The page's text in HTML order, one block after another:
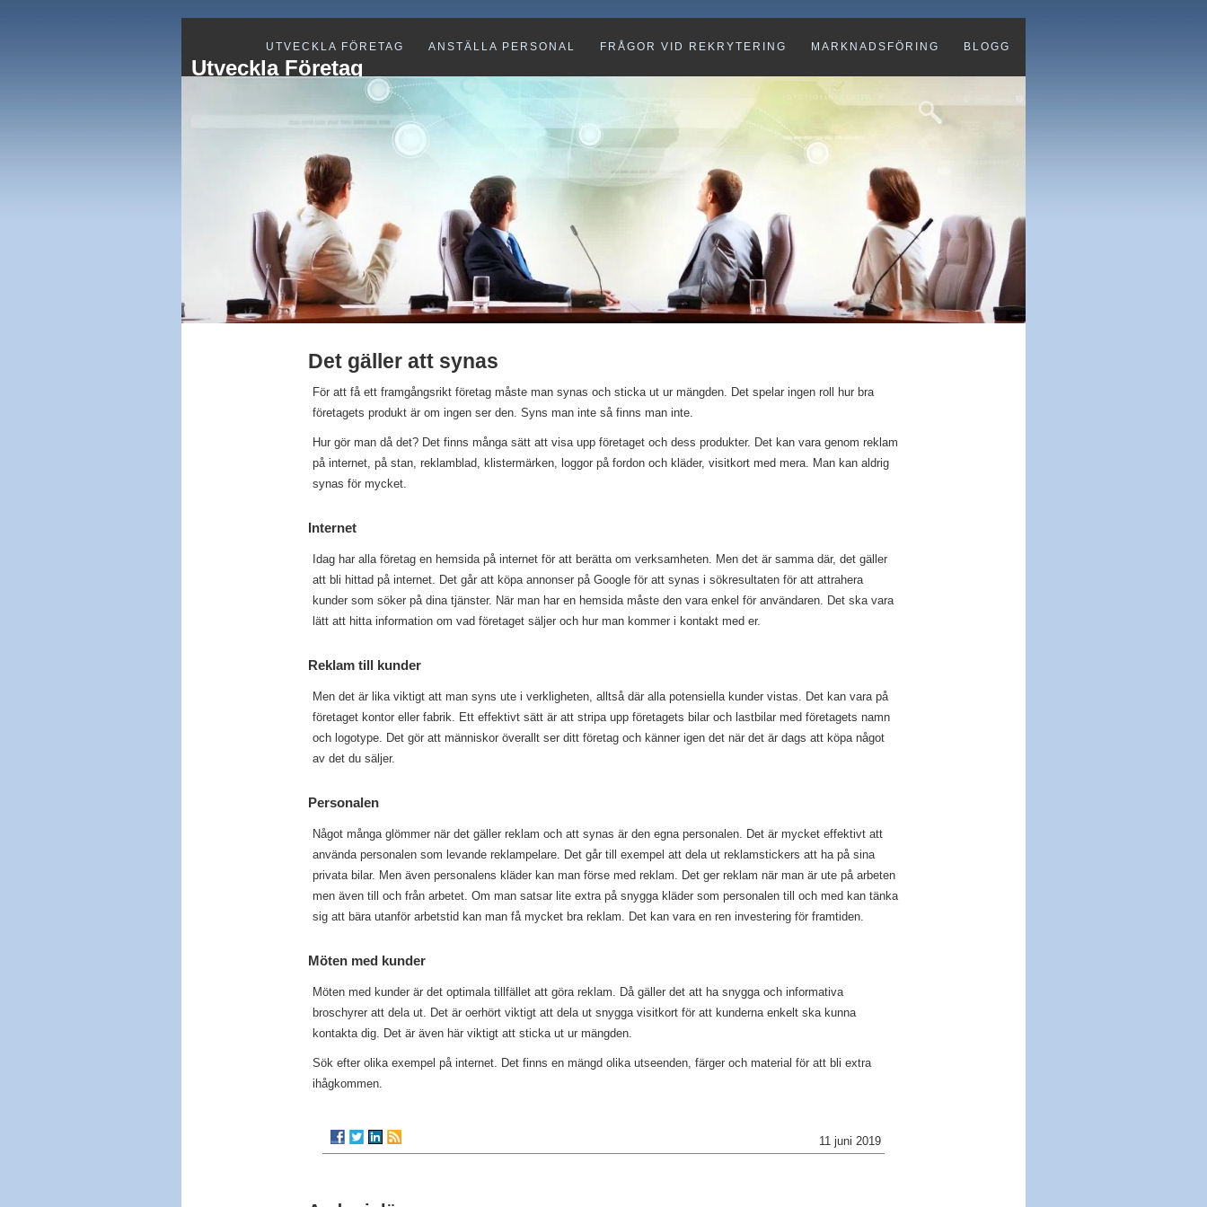
UTVECKLA FÖRETAG ANSTÄLLA PERSONAL FRÅGOR VID REKRYTERING MARKNADSFÖRING BLOGG
Utveckla Företag
Det gäller att synas
För att få ett framgångsrikt företag måste man synas och sticka ut ur mängden. Det spelar ingen roll hur bra
företagets produkt är om ingen ser den. Syns man inte så finns man inte.
Hur gör man då det? Det finns många sätt att visa upp företaget och dess produkter. Det kan vara genom reklam
på internet, på stan, reklamblad, klistermärken, loggor på fordon och kläder, visitkort med mera. Man kan aldrig
synas för mycket.
Internet
Idag har alla företag en hemsida på internet för att berätta om verksamheten. Men det är samma där, det gäller
att bli hittad på internet. Det går att köpa annonser på Google för att synas i sökresultaten för att attrahera
kunder som söker på dina tjänster. När man har en hemsida måste den vara enkel för användaren. Det ska vara
lätt att hitta information om vad företaget säljer och hur man kommer i kontakt med er.
Reklam till kunder
Men det är lika viktigt att man syns ute i verkligheten, alltså där alla potensiella kunder vistas. Det kan vara på
företaget kontor eller fabrik. Ett effektivt sätt är att stripa upp företagets bilar och lastbilar med företagets namn
och logotype. Det gör att människor överallt ser ditt företag och känner igen det när det är dags att köpa något
av det du säljer.
Personalen
Något många glömmer när det gäller reklam och att synas är den egna personalen. Det är mycket effektivt att
använda personalen som levande reklampelare. Det går till exempel att dela ut reklamstickers att ha på sina
privata bilar. Men även personalens kläder kan man förse med reklam. Det ger reklam när man är ute på arbeten
men även till och från arbetet. Om man satsar lite extra på snygga kläder som personalen till och med kan tänka
sig att bära utanför arbetstid kan man få mycket bra reklam. Det kan vara en ren investering för framtiden.
Möten med kunder
Möten med kunder är det optimala tillfället att göra reklam. Då gäller det att ha snygga och informativa
broschyrer att dela ut. Det är oerhört viktigt att dela ut snygga visitkort för att kunderna enkelt ska kunna
kontakta dig. Det är även här viktigt att sticka ut ur mängden.
Sök efter olika exempel på internet. Det finns en mängd olika utseenden, färger och material för att bli extra
ihågkommen.
11 juni 2019